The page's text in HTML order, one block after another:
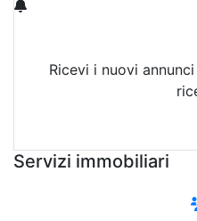
Ricevi i nuovi
Servizi immobiliari